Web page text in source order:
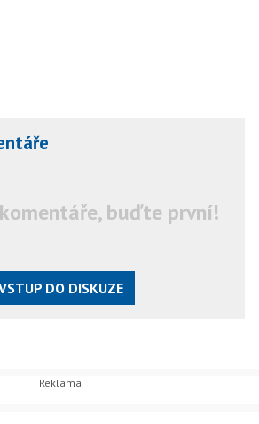
buďte první!
DO DISKUZE